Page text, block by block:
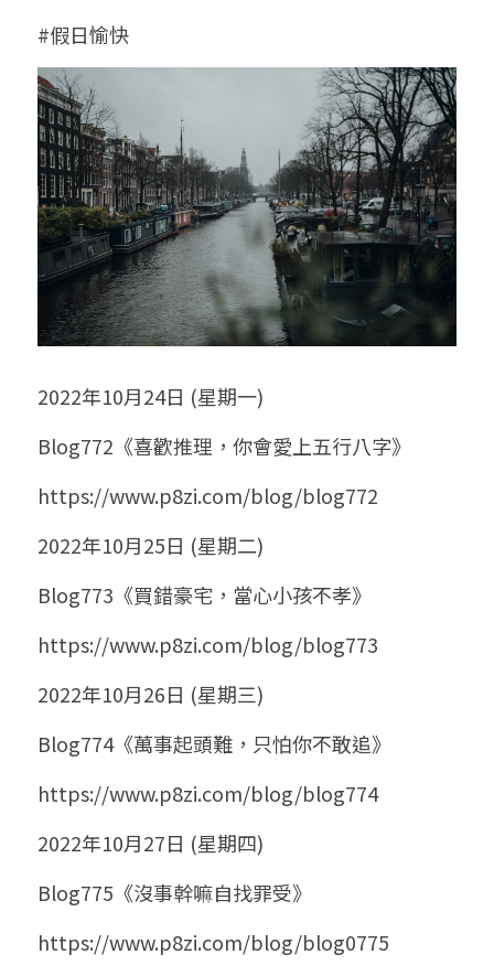
#假日愉快
2022年10月24日 (星期一)
Blog772《喜歡推理，你會愛上五行八字》
https://www.p8zi.com/blog/blog772
2022年10月25日 (星期二)
Blog773《買錯豪宅，當心小孩不孝》
https://www.p8zi.com/blog/blog773
2022年10月26日 (星期三)
Blog774《萬事起頭難，只怕你不敢追》
https://www.p8zi.com/blog/blog774
2022年10月27日 (星期四)
Blog775《沒事幹嘛自找罪受》
https://www.p8zi.com/blog/blog0775